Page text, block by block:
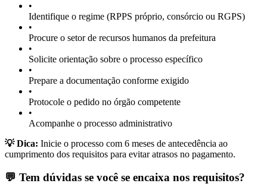
•
Identifique o regime (RPPS próprio, consórcio ou RGPS)
•
Procure o setor de recursos humanos da prefeitura
•
Solicite orientação sobre o processo específico
•
Prepare a documentação conforme exigido
•
Protocole o pedido no órgão competente
•
Acompanhe o processo administrativo
💡 Dica: Inicie o processo com 6 meses de antecedência ao
cumprimento dos requisitos para evitar atrasos no pagamento.
💬 Tem dúvidas se você se encaixa nos requisitos?